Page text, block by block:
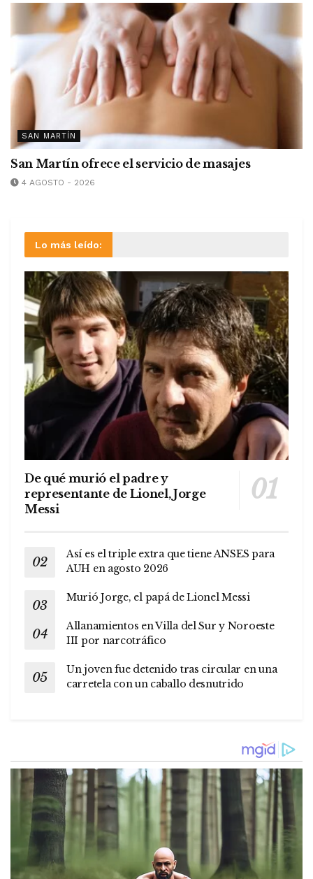
SAN MARTÍN
San Martín ofrece el servicio de masajes
4 AGOSTO - 2026
Lo más leído:
De qué murió el padre y
representante de Lionel, Jorge
Messi
Así es el triple extra que tiene ANSES para
AUH en agosto 2026
Murió Jorge, el papá de Lionel Messi
Allanamientos en Villa del Sur y Noroeste
III por narcotráfico
Un joven fue detenido tras circular en una
carretela con un caballo desnutrido